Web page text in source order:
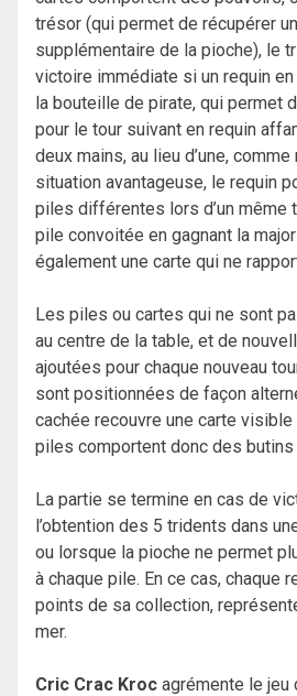
trésor (qui permet de récupérer
supplémentaire de la pioche), le
victoire immédiate si un requin
la bouteille de pirate, qui permet
pour le tour suivant en requin
deux mains, au lieu d’une,
situation avantageuse, le requin
piles différentes lors d’un même
pile convoitée en gagnant la
également une carte qui ne
Les piles ou cartes qui ne sont
au centre de la table, et de
ajoutées pour chaque nouveau
sont positionnées de façon
cachée recouvre une carte
piles comportent donc des
La partie se termine en cas de
l’obtention des 5 tridents dans
ou lorsque la pioche ne permet
à chaque pile. En ce cas, chaque
points de sa collection,
mer.
Cric Crac Kroc agrémente le jeu